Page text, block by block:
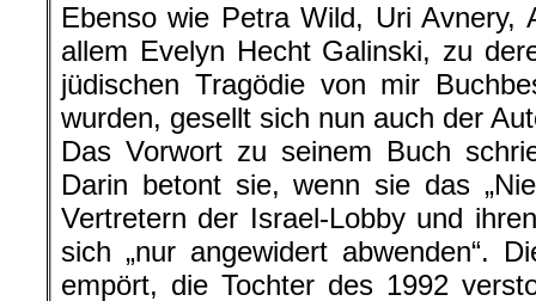
Ebenso wie Petra Wild, Uri Avnery,
allem Evelyn Hecht Galinski, zu
jüdischen Tragödie von mir
wurden, gesellt sich nun auch der
Das Vorwort zu seinem Buch
Darin betont sie, wenn sie das
Vertretern der Israel-Lobby und
sich „nur angewidert abwenden“.
empört, die Tochter des 1992